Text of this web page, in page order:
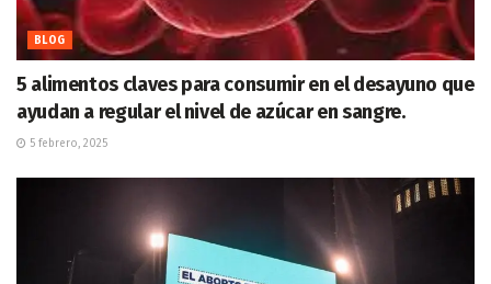
BLOG
5 alimentos claves para consumir en el desayuno que
ayudan a regular el nivel de azúcar en sangre.
5 febrero, 2025